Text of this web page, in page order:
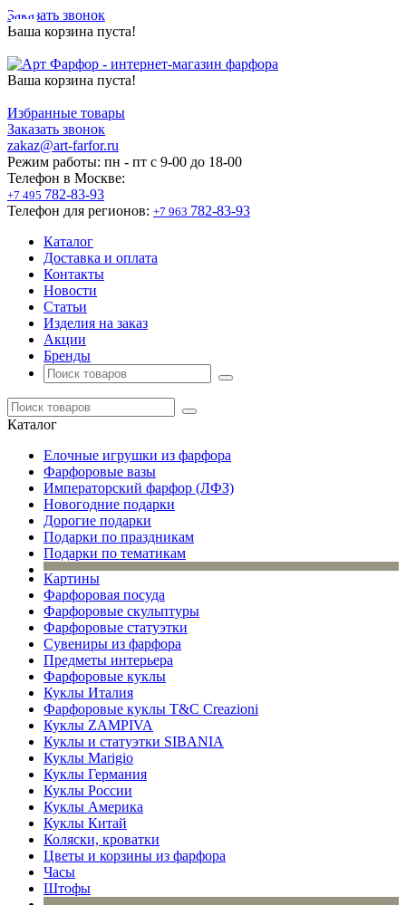
Заказать звонок
Ваша корзина пуста!
Ваша корзина пуста!
Избранные товары
Заказать звонок
zakaz@art-farfor.ru
Режим работы: пн - пт c 9-00 до 18-00
Телефон в Москве:
+7 495 782-83-93
Телефон для регионов: +7 963 782-83-93
Каталог
Доставка и оплата
Контакты
Новости
Статьи
Изделия на заказ
Акции
Бренды
Каталог
Елочные игрушки из фарфора
Фарфоровые вазы
Императорский фарфор (ЛФЗ)
Новогодние подарки
Дорогие подарки
Подарки по праздникам
Подарки по тематикам
Картины
Фарфоровая посуда
Фарфоровые скульптуры
Фарфоровые статуэтки
Сувениры из фарфора
Предметы интерьера
Фарфоровые куклы
Куклы Италия
Фарфоровые куклы T&C Creazioni
Куклы ZAMPIVA
Куклы и статуэтки SIBANIA
Куклы Marigio
Куклы Германия
Куклы России
Куклы Америка
Куклы Китай
Коляски, кроватки
Цветы и корзины из фарфора
Часы
Штофы